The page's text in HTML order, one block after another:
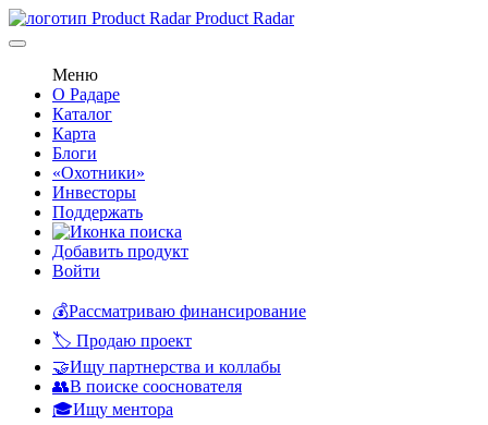
Product Radar
Меню
О Радаре
Каталог
Карта
Блоги
«Охотники»
Инвесторы
Поддержать
Добавить продукт
Войти
💰Рассматриваю финансирование
🏷️ Продаю проект
🤝Ищу партнерства и коллабы
👥В поиске сооснователя
🎓Ищу ментора